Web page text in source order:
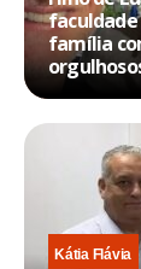
faculdade
família
Kátia Flávia